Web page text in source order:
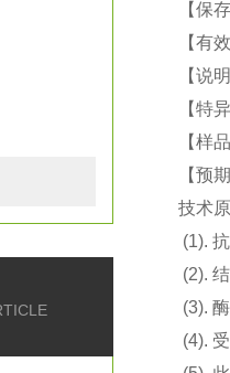
【保
【有
【说
【特
【样
【预
技术
(1).
(2).
(3).
(4).